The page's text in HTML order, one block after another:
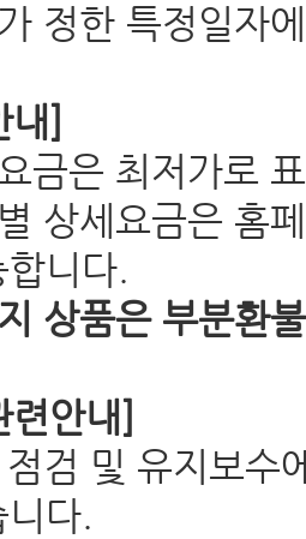
정한 특정일자
내]
금은 최저가로
상세요금은 홈
니다.
상품은 부분환
련안내]
검 및 유지보수
다.